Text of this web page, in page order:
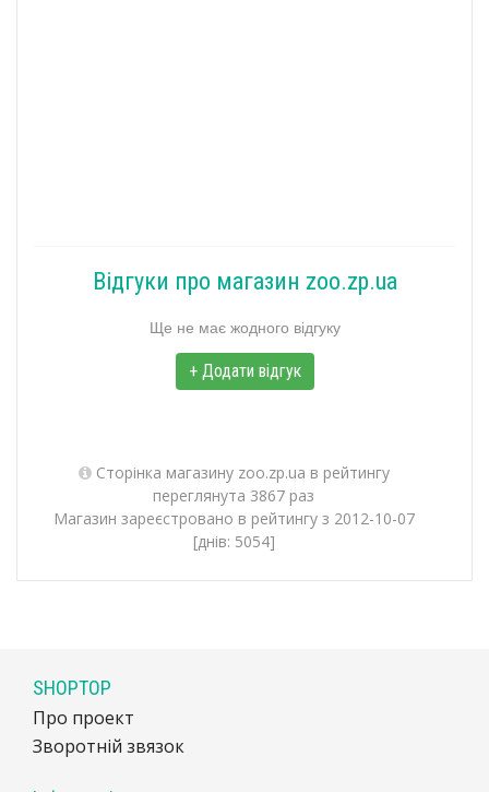
Відгуки про магазин zoo.zp.ua
Ще не має жодного відгуку
+ Додати відгук
Сторінка магазину zoo.zp.ua в рейтингу
переглянута 3867 раз
Магазин зареєстровано в рейтингу з 2012-10-07
[днів: 5054]
SHOPTOP
Про проект
Зворотній звязок